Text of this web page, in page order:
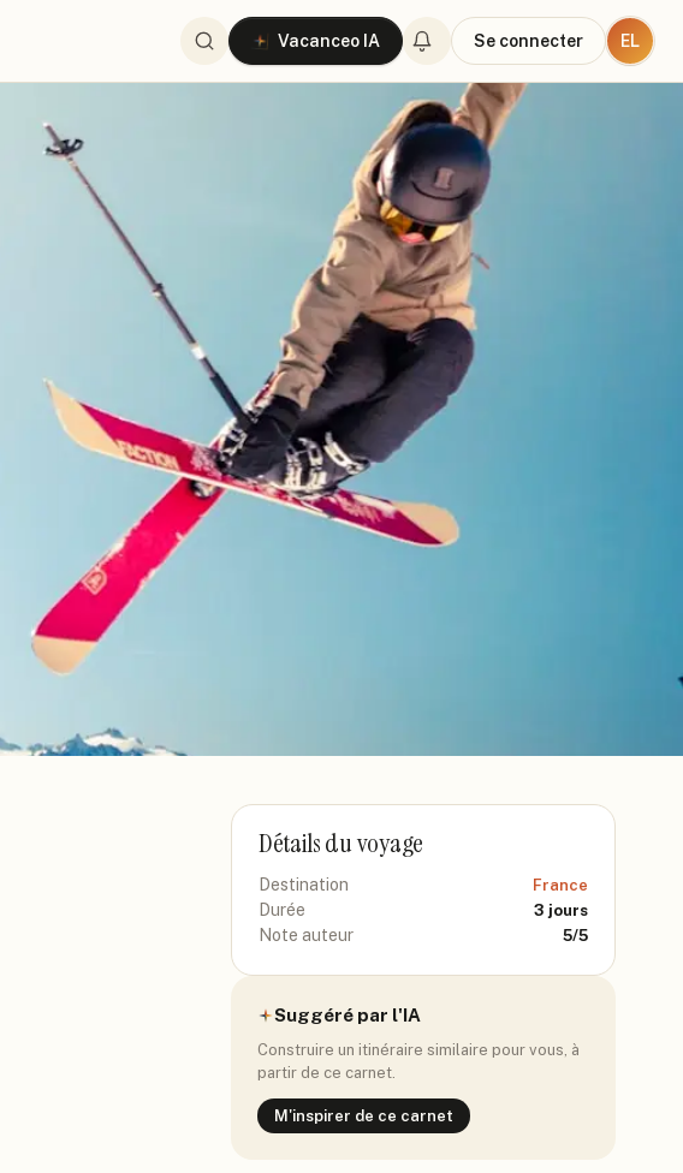
Vacanceo IA Se connecter EL
Détails du voyage
Destination France
Durée 3 jours
Note auteur 5/5
Suggéré par l'IA
Construire un itinéraire similaire pour vous, à
partir de ce carnet.
M'inspirer de ce carnet